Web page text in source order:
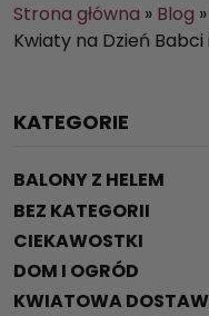
Strona główna » Blog »
Kwiaty na Dzień Babci
KATEGORIE
BALONY Z HELEM
BEZ KATEGORII
CIEKAWOSTKI
DOM I OGRÓD
KWIATOWA